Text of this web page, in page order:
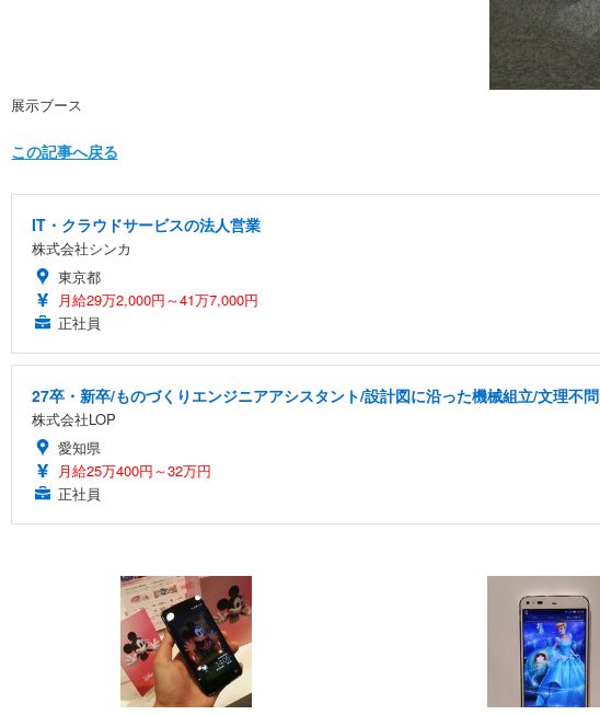
展示ブース
この記事へ戻る
IT・クラウドサービスの法人営業
株式会社シンカ
東京都
月給29万2,000円～41万7,000円
正社員
27卒・新卒/ものづくりエンジニアアシスタント/設計図に沿った機械組立/文理不問
株式会社LOP
愛知県
月給25万400円～32万円
正社員